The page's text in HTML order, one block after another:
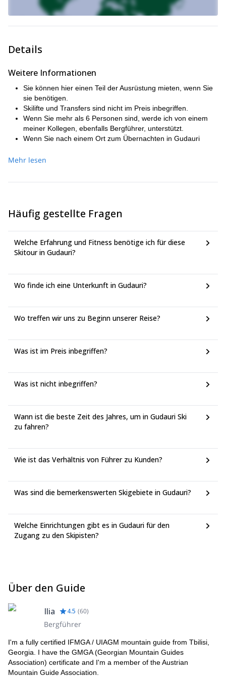
Details
Weitere Informationen
Sie können hier einen Teil der Ausrüstung mieten, wenn Sie
sie benötigen.
Skilifte und Transfers sind nicht im Preis inbegriffen.
Wenn Sie mehr als 6 Personen sind, werde ich von einem
meiner Kollegen, ebenfalls Bergführer, unterstützt.
Wenn Sie nach einem Ort zum Übernachten in Gudauri
Mehr lesen
Häufig gestellte Fragen
Welche Erfahrung und Fitness benötige ich für diese
Skitour in Gudauri?
Wo finde ich eine Unterkunft in Gudauri?
Wo treffen wir uns zu Beginn unserer Reise?
Was ist im Preis inbegriffen?
Was ist nicht inbegriffen?
Wann ist die beste Zeit des Jahres, um in Gudauri Ski
zu fahren?
Wie ist das Verhältnis von Führer zu Kunden?
Was sind die bemerkenswerten Skigebiete in Gudauri?
Welche Einrichtungen gibt es in Gudauri für den
Zugang zu den Skipisten?
Über den Guide
Ilia 4.5 (60)
Bergführer
I'm a fully certified IFMGA / UIAGM mountain guide from Tbilisi,
Georgia. I have the GMGA (Georgian Mountain Guides
Association) certificate and I'm a member of the Austrian
Mountain Guide Association.